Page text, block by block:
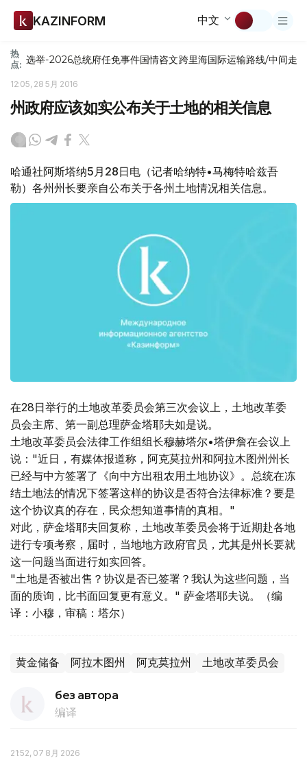
KAZINFORM 中文
热
点: 选举-2026总统府任免事件国情咨文跨里海国际运输路线/中间走廊
12:05, 28 5月 2016
州政府应该如实公布关于土地的相关信息
哈通社阿斯塔纳5月28日电（记者哈纳特•马梅特哈兹吾
勒）各州州长要亲自公布关于各州土地情况相关信息。
在28日举行的土地改革委员会第三次会议上，土地改革委
员会主席、第一副总理萨金塔耶夫如是说。
土地改革委员会法律工作组组长穆赫塔尔•塔伊詹在会议上
说："近日，有媒体报道称，阿克莫拉州和阿拉木图州州长
已经与中方签署了《向中方出租农用土地协议》。总统在冻
结土地法的情况下签署这样的协议是否符合法律标准？要是
这个协议真的存在，民众想知道事情的真相。"
对此，萨金塔耶夫回复称，土地改革委员会将于近期赴各地
进行专项考察，届时，当地地方政府官员，尤其是州长要就
这一问题当面进行如实回答。
"土地是否被出售？协议是否已签署？我认为这些问题，当
面的质询，比书面回复更有意义。" 萨金塔耶夫说。（编
译：小穆，审稿：塔尔）
黄金储备 阿拉木图州 阿克莫拉州 土地改革委员会
без автора
编译
21:52, 07 8月 2026